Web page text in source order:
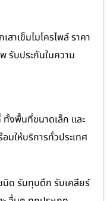
สาเข็มไมโครไพล์ ราคา
รับประกันในความ
งพื้นที่ขนาดเล็ก และ
มให้บริการทั่วประเทศ
นิด รับทุบตึก รับเคลียร์